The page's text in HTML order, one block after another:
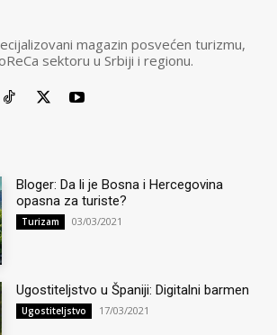
magazin posvećen turizmu,
sektoru u Srbiji i regionu.
Bloger: Da li je Bosna i Hercegovina
opasna za turiste?
Turizam 03/03/2021
Ugostiteljstvo u Španiji: Digitalni barmen
Ugostiteljstvo 17/03/2021